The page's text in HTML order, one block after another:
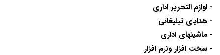
- لوازم التحریر اداری
- هدایای تبلیغاتی
- ماشینهای اداری
- سخت افزار ونرم افزار